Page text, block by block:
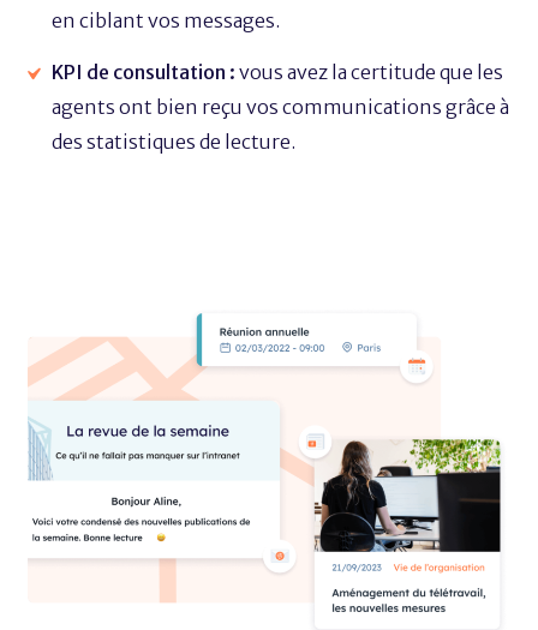
en ciblant vos messages.
KPI de consultation : vous avez la certitude que les
agents ont bien reçu vos communications grâce à
des statistiques de lecture.